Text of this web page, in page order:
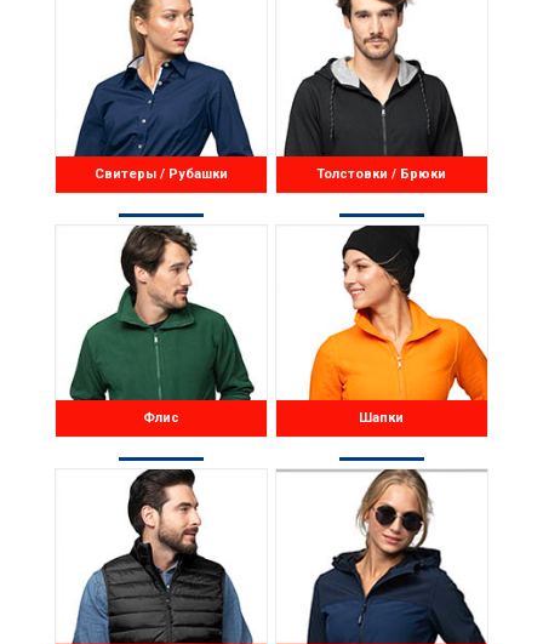
Свитеры / Рубашки Толстовки / Брюки
Флис Шапки